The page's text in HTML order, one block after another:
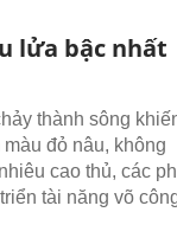
lửa bậc nhất
thành sông
đỏ nâu, không
cao thủ, các
tài năng võ